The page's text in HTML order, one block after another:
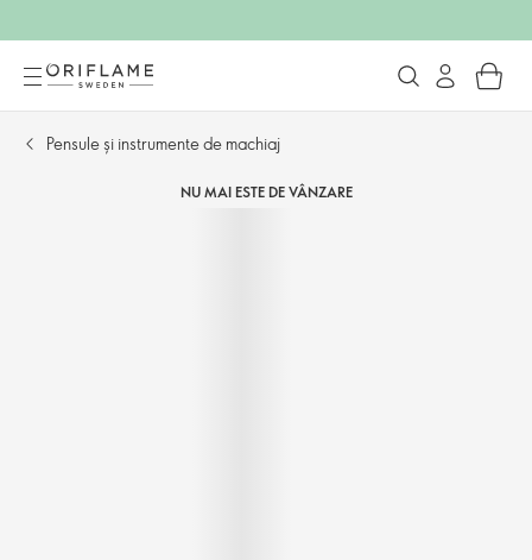
Pensule și instrumente de machiaj
NU MAI ESTE DE VÂNZARE